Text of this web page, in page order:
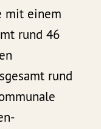
mit einem
rund 46
rund